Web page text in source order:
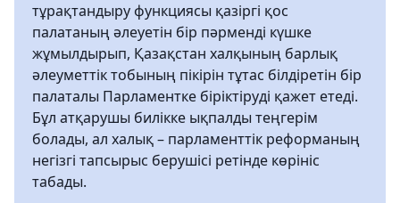
тұрақтандыру функциясы қазіргі қос
палатаның әлеуетін бір пәрменді күшке
жұмылдырып, Қазақстан халқының барлық
әлеуметтік тобының пікірін тұтас білдіретін бір
палаталы Парламентке біріктіруді қажет етеді.
Бұл атқарушы билікке ықпалды теңгерім
болады, ал халық – парламенттік реформаның
негізгі тапсырыс берушісі ретінде көрініс
табады.